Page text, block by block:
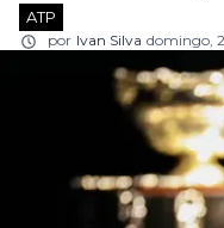
ATP
por Ivan Silva domingo,